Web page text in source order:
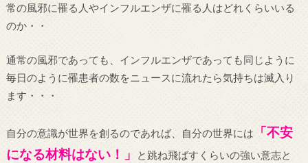
常の風邪に罹る人やインフルエンザに罹る人はどれくらいいる
のか・・
通常の風邪であっても、インフルエンザであっても同じように
毎日のように罹患者の数をニュースに流れたら気持ちは滅入り
ます・・・
自分の意識が世界を創るのであれば、自分の世界には
「不安
になる材料はない！」
と跳ね飛ばすくらいの強い意志と